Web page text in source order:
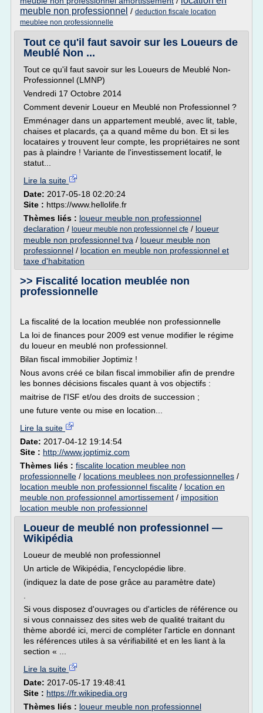
meuble non professionnel / deduction fiscale location
meublee non professionnelle
Tout ce qu'il faut savoir sur les Loueurs de
Meublé Non ...
Tout ce qu'il faut savoir sur les Loueurs de Meublé Non-
Professionnel (LMNP)
Vendredi 17 Octobre 2014
Comment devenir Loueur en Meublé non Professionnel ?
Emménager dans un appartement meublé, avec lit, table,
chaises et placards, ça a quand même du bon. Et si les
locataires y trouvent leur compte, les propriétaires ne sont
pas à plaindre ! Variante de l'investissement locatif, le
statut...
Lire la suite
Date: 2017-05-18 02:20:24
Site : https://www.hellolife.fr
Thèmes liés : loueur meuble non professionnel
declaration / loueur meuble non professionnel cfe / loueur
meuble non professionnel tva / loueur meuble non
professionnel / location en meuble non professionnel et
taxe d'habitation
>> Fiscalité location meublée non
professionnelle
La fiscalité de la location meublée non professionnelle
La loi de finances pour 2009 est venue modifier le régime
du loueur en meublé non professionnel.
Bilan fiscal immobilier Joptimiz !
Nous avons créé ce bilan fiscal immobilier afin de prendre
les bonnes décisions fiscales quant à vos objectifs :
maitrise de l'ISF et/ou des droits de succession ;
une future vente ou mise en location...
Lire la suite
Date: 2017-04-12 19:14:54
Site : http://www.joptimiz.com
Thèmes liés : fiscalite location meublee non
professionnelle / locations meublees non professionnelles /
location meuble non professionnel fiscalite / location en
meuble non professionnel amortissement / imposition
location meuble non professionnel
Loueur de meublé non professionnel —
Wikipédia
Loueur de meublé non professionnel
Un article de Wikipédia, l'encyclopédie libre.
(indiquez la date de pose grâce au paramètre date)
Si vous disposez d'ouvrages ou d'articles de référence ou
si vous connaissez des sites web de qualité traitant du
thème abordé ici, merci de compléter l'article en donnant
les références utiles à sa vérifiabilité et en les liant à la
section « ...
Lire la suite
Date: 2017-05-17 19:48:41
Site : https://fr.wikipedia.org
Thèmes liés : loueur meuble non professionnel